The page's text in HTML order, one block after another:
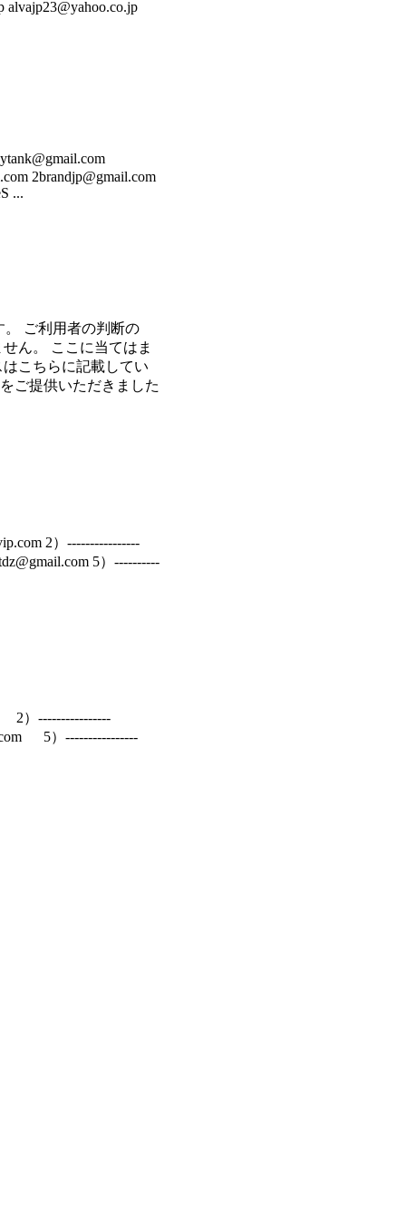
alvajp23@yahoo.co.jp
2brandjp@gmail.com
...
。 ご利用者の判断の
ん。 ここに当てはま
こちらに記載してい
ご提供いただきました
2）----------------
5）----------
2）----------------
5）----------------